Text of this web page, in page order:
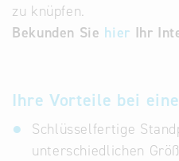
zu knüpfen.
Bekunden Sie hier Ihr
Ihre Vorteile bei
Schlüsselfertige
unterschiedlichen